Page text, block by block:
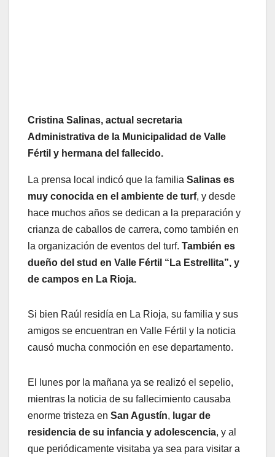
Cristina Salinas, actual secretaria
Administrativa de la Municipalidad de Valle
Fértil y hermana del fallecido.
La prensa local indicó que la familia Salinas es
muy conocida en el ambiente de turf, y desde
hace muchos años se dedican a la preparación y
crianza de caballos de carrera, como también en
la organización de eventos del turf. También es
dueño del stud en Valle Fértil “La Estrellita”, y
de campos en La Rioja.
Si bien Raúl residía en La Rioja, su familia y sus
amigos se encuentran en Valle Fértil y la noticia
causó mucha conmoción en ese departamento.
El lunes por la mañana ya se realizó el sepelio,
mientras la noticia de su fallecimiento causaba
enorme tristeza en San Agustín, lugar de
residencia de su infancia y adolescencia, y al
que periódicamente visitaba ya sea para visitar a